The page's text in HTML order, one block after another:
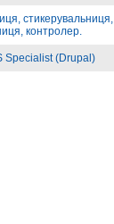
стикерувальниця,
контролер.
Specialist (Drupal)